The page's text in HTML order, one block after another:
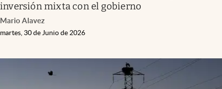
inversión mixta con el gobierno
Mario Alavez
martes, 30 de Junio de 2026